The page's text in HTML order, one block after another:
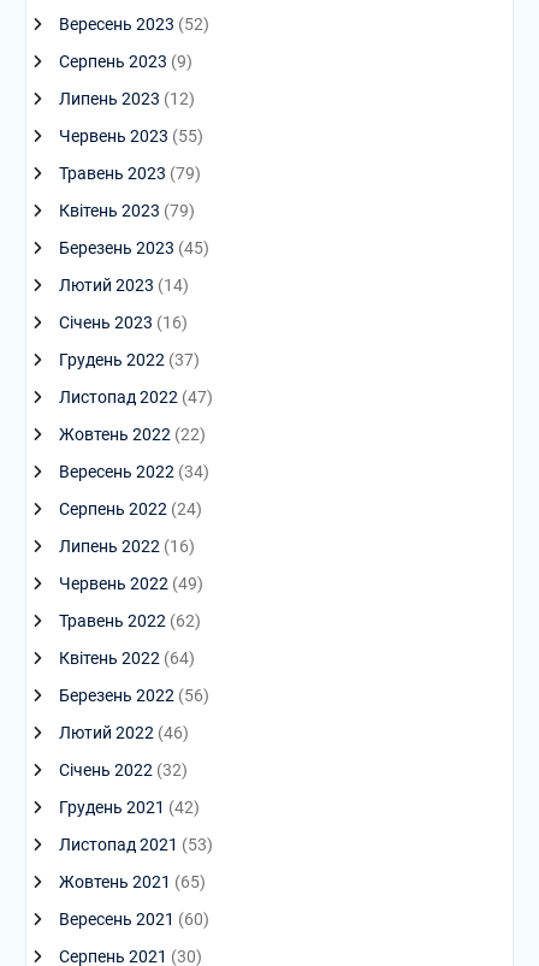
Вересень 2023 (52)
Серпень 2023 (9)
Липень 2023 (12)
Червень 2023 (55)
Травень 2023 (79)
Квітень 2023 (79)
Березень 2023 (45)
Лютий 2023 (14)
Січень 2023 (16)
Грудень 2022 (37)
Листопад 2022 (47)
Жовтень 2022 (22)
Вересень 2022 (34)
Серпень 2022 (24)
Липень 2022 (16)
Червень 2022 (49)
Травень 2022 (62)
Квітень 2022 (64)
Березень 2022 (56)
Лютий 2022 (46)
Січень 2022 (32)
Грудень 2021 (42)
Листопад 2021 (53)
Жовтень 2021 (65)
Вересень 2021 (60)
Серпень 2021 (30)